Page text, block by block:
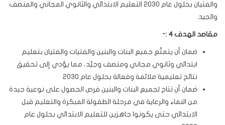
والفتيان بحلول عام 2030 التعليم الابتدائي والثانوي المجاني والمنصف
والجيد.
مقاصد الهدف 4 :-
ضمان أن يتمتّع جميع البنات والبنين والفتيات والفتيان بتعليم
ابتدائي وثانوي مجاني ومنصف وجيّد، مما يؤدي إلى تحقيق
نتائج تعليمية ملائمة وفعالة بحلول عام 2030
ضمان أن تتاح لجميع البنات والبنين فرص الحصول على نوعية جيدة
من النماء والرعاية في مرحلة الطفولة المبكرة والتعليم قبل
الابتدائي حتى يكونوا جاهزين للتعليم الابتدائي بحلول عام